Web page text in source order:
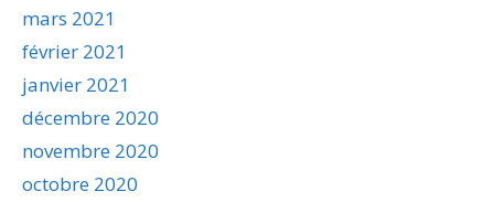
mars 2021
février 2021
janvier 2021
décembre 2020
novembre 2020
octobre 2020